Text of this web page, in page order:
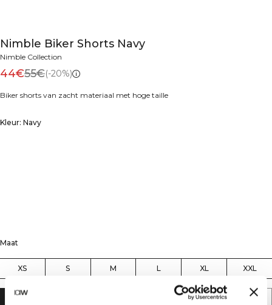
Nimble Biker Shorts Navy
Nimble Collection
44€55€(-20%)
Biker shorts van zacht materiaal met hoge taille
Kleur: Navy
Maat
XS S M L XL XXL
AAN WINKELWAGENTJE TOEVOEGEN